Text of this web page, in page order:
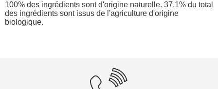
100% des ingrédients sont d'origine naturelle. 37.1% du total
des ingrédients sont issus de l'agriculture d'origine
biologique.